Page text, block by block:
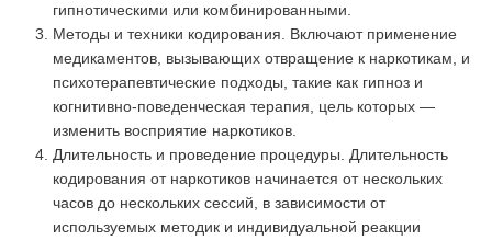
гипнотическими или комбинированными.
Методы и техники кодирования. Включают применение
медикаментов, вызывающих отвращение к наркотикам, и
психотерапевтические подходы, такие как гипноз и
когнитивно-поведенческая терапия, цель которых —
изменить восприятие наркотиков.
Длительность и проведение процедуры. Длительность
кодирования от наркотиков начинается от нескольких
часов до нескольких сессий, в зависимости от
используемых методик и индивидуальной реакции